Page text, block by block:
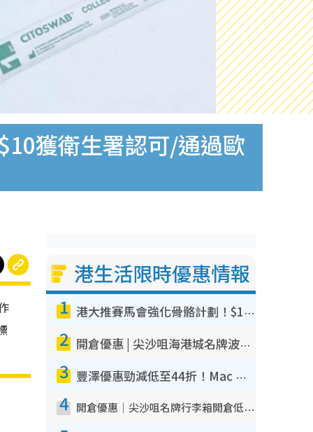
獲衛生署認可/通過歐
港生活限時優惠情報
1 港大推賽馬會強化骨骼計劃！$100骨質密度X光檢查 完成免費運動訓練送超市禮券！附參加資格
2 開倉優惠 | 尖沙咀海港城名牌波鞋開倉低至1折！On鞋$899起／Joy&Peace鞋履$98起
3 豐澤優惠勁減低至44折！Mac mini/iPhone17Pro大減價！廚房家電$220起
4 開倉優惠｜尖沙咀名牌行李箱開倉低至4折！一連5日 American Tourister/ace./Hallmark $200起！